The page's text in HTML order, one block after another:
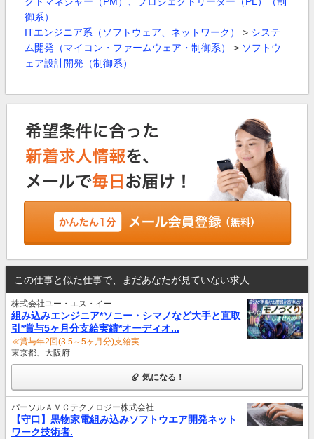
御系）
ITエンジニア系（ソフトウェア、ネットワーク）
> システ
ム開発（マイコン・ファームウェア・制御系）
> ソフトウ
ェア設計開発（制御系）
この仕事と似た仕事で、まだあなたが見ていない求人
株式会社ユー・エス・イー
組み込みエンジニア*ソニー・シマノなど大手と直取
引*賞与5ヶ月分支給実績*オーディオ...
≪賞与年2回(3.5～5ヶ月分)支給実...
東京都、大阪府
気になる！
パーソルＡＶＣテクノロジー株式会社
【守口】黒物家電組み込みソフトウエア開発ネット
ワーク技術者.